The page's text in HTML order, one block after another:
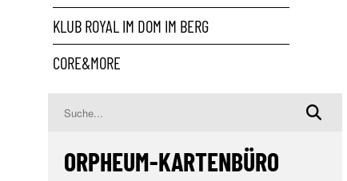
KLUB ROYAL IM DOM IM BERG
CORE&MORE
ORPHEUM-KARTENBÜRO